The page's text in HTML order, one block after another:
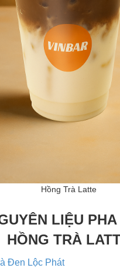
Hồng Trà Latte
LIỆU PHA
HỒNG TRÀ
Đen Lộc Phát